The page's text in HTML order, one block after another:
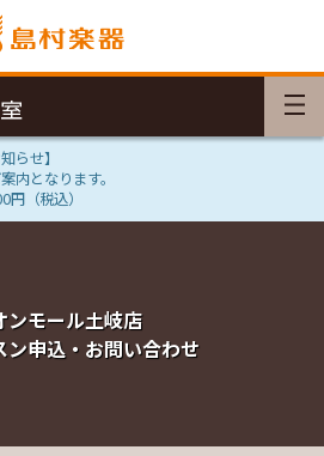
らせ】
内となります。
（税込）
ンモール土岐店
ン申込・お問い合わせ